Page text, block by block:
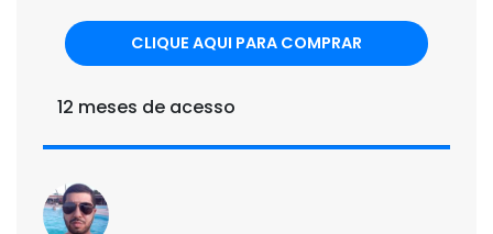
CLIQUE AQUI PARA COMPRAR
12 meses de acesso